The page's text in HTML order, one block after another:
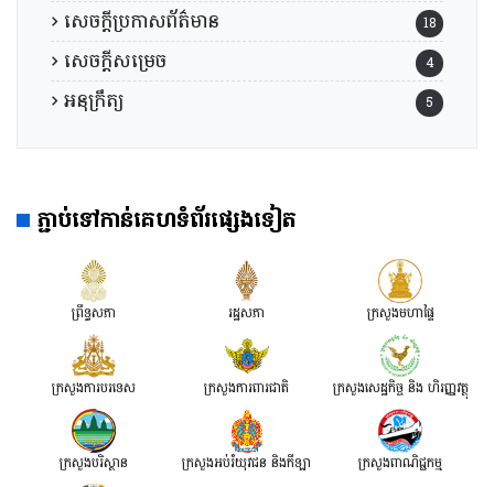
សេចក្តីប្រកាសព័ត៌មាន 18
សេចក្តីសម្រេច 4
អនុក្រឹត្យ 5
ភ្ជាប់ទៅកាន់គេហទំព័រផ្សេងទៀត
ព្រឹទ្ធសភា រដ្ឋសភា ក្រសួងមហាផ្ទៃ
ក្រសួងការបរទេស ក្រសួងការពារជាតិ ក្រសួង​សេដ្ឋកិច្ច និង ហិរញ្ញវត្ថុ
ក្រសួងបរិស្ថាន ក្រសួងអប់រំយុវជន និងកីឡា ក្រសួងពាណិជ្ជកម្ម